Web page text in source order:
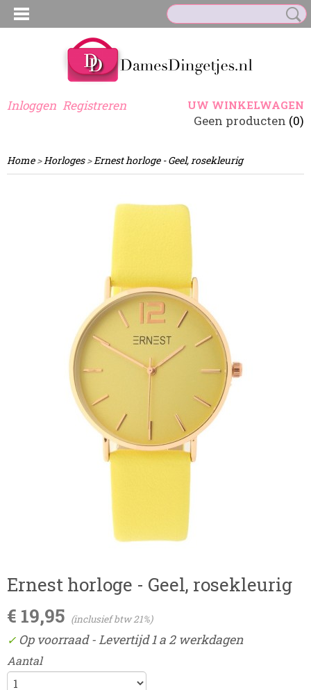
Inloggen Registreren UW WINKELWAGEN
Geen producten (0)
Home>Horloges>Ernest horloge - Geel, rosekleurig
Ernest horloge - Geel, rosekleurig
€ 19,95 (inclusief btw 21%)
✓ Op voorraad- Levertijd 1 a 2 werkdagen
Aantal